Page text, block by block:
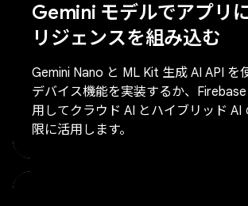
Gemini モデルでアプリ
リジェンスを組み込む
Gemini Nano と ML Kit 生成 AI API を
デバイス機能を実装するか、
用してクラウド AI とハイブリッド AI
限に活用します。